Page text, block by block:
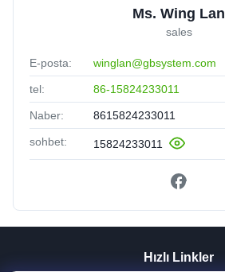
Ms. Wing Lan
sales
E-posta: winglan@gbsystem.com
tel: 86-15824233011
Naber: 8615824233011
sohbet: 15824233011
Hızlı Linkler